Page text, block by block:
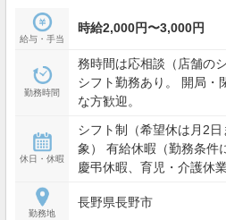
給与・手当
時給2,000円〜3,000円
勤務時間
務時間は応相談（店舗の
シフト勤務あり。 開局・
な方歓迎。
休日・休暇
シフト制（希望休は月2
象） 有給休暇（勤務条件
慶弔休暇、育児・介護休
勤務地
長野県長野市